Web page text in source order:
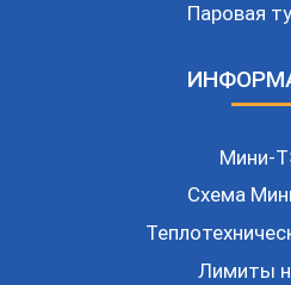
Паровая
Мини-
Схема
Лимиты